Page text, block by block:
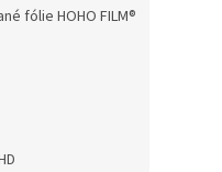
fólie HOHO FILM®